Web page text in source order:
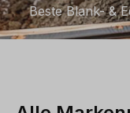
Beste Blank- &